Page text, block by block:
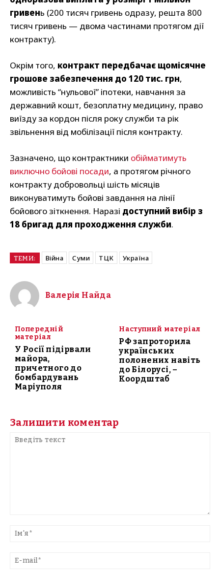
гривень (200 тисяч гривень одразу, решта 800
тисяч гривень — двома частинами протягом дії
контракту).
Окрім того, контракт передбачає щомісячне
грошове забезпечення до 120 тис. грн,
можливість “нульової” іпотеки, навчання за
державний кошт, безоплатну медицину, право
виїзду за кордон після року служби та рік
звільнення від мобілізації після контракту.
Зазначено, що контрактники обійматимуть
виключно бойові посади, а протягом річного
контракту добровольці шість місяців
виконуватимуть бойові завдання на лінії
бойового зіткнення. Наразі доступний вибір з
18 бригад для проходження служби.
ТЕМИ: Війна Суми ТЦК Україна
Валерія Найда
Попередній
матеріал
У Росії підірвали
майора,
причетного до
бомбардувань
Маріуполя
Наступний матеріал
РФ запроторила
українських
полонених навіть
до Білорусі, –
Коордштаб
Залишити коментар
текст